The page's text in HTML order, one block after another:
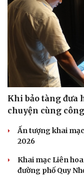
Sản phụ khoa
Nhi khoa
Nam khoa
Làm đẹp - giảm cân
Phòng mạch online
Ăn sạch sống khỏe
Khi bảo tàng đưa
chuyện cùng
Ấn tượng khai
2026
Khai mạc Liên
đường phố Quy